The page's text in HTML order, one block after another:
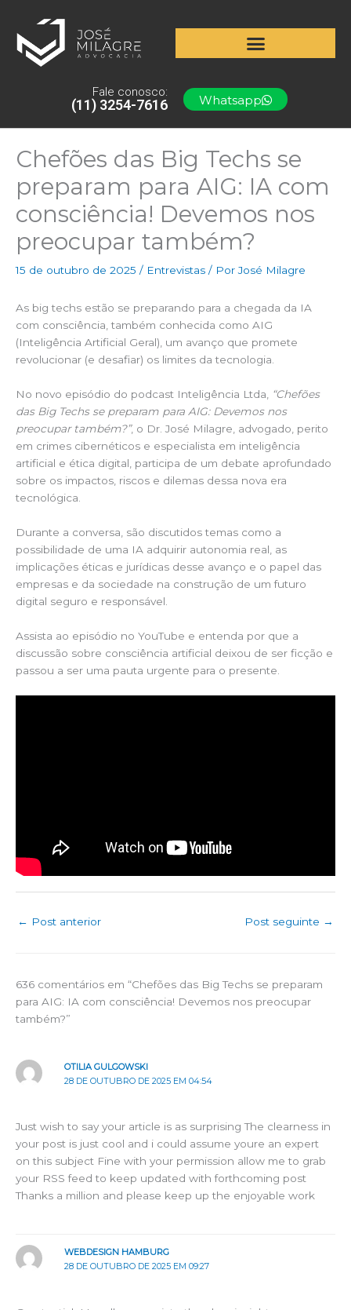
conteúdo
Fale conosco:
(11) 3254-7616 Whatsapp
Chefões das Big Techs se
preparam para AIG: IA com
consciência! Devemos nos
preocupar também?
15 de outubro de 2025 / Entrevistas / PorJosé Milagre
As big techs estão se preparando para a chegada da IA
com consciência, também conhecida como AIG
(Inteligência Artificial Geral), um avanço que promete
revolucionar (e desafiar) os limites da tecnologia.
No novo episódio do podcast Inteligência Ltda,
“Chefões
das Big Techs se preparam para AIG: Devemos nos
preocupar também?”, o Dr. José Milagre, advogado, perito
em crimes cibernéticos e especialista em inteligência
artificial e ética digital, participa de um debate aprofundado
sobre os impactos, riscos e dilemas dessa nova era
tecnológica.
Durante a conversa, são discutidos temas como a
possibilidade de uma IA adquirir autonomia real, as
implicações éticas e jurídicas desse avanço e o papel das
empresas e da sociedade na construção de um futuro
digital seguro e responsável.
Assista ao episódio no YouTube e entenda por que a
discussão sobre consciência artificial deixou de ser ficção e
passou a ser uma pauta urgente para o presente.
← Post anterior Post seguinte →
636 comentários em “Chefões das Big Techs se preparam
para AIG: IA com consciência! Devemos nos preocupar
também?”
OTILIA GULGOWSKI
28 DE OUTUBRO DE 2025 EM 04:54
Just wish to say your article is as surprising The clearness in
your post is just cool and i could assume youre an expert
on this subject Fine with your permission allow me to grab
your RSS feed to keep updated with forthcoming post
Thanks a million and please keep up the enjoyable work
WEBDESIGN HAMBURG
28 DE OUTUBRO DE 2025 EM 09:27